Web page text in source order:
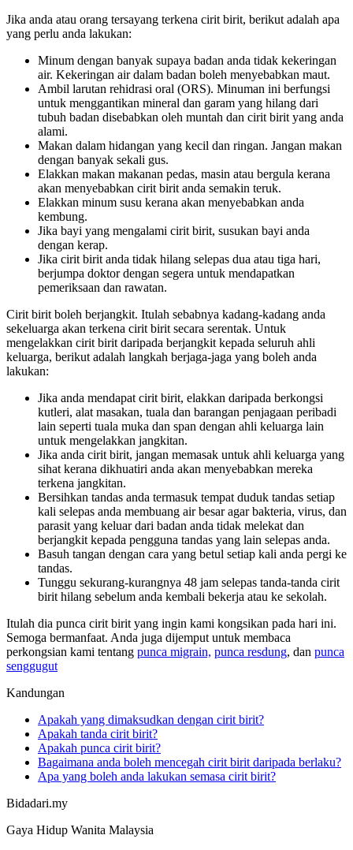
Jika anda atau orang tersayang terkena cirit birit, berikut adalah apa
yang perlu anda lakukan:
Minum dengan banyak supaya badan anda tidak kekeringan
air. Kekeringan air dalam badan boleh menyebabkan maut.
Ambil larutan rehidrasi oral (ORS). Minuman ini berfungsi
untuk menggantikan mineral dan garam yang hilang dari
tubuh badan disebabkan oleh muntah dan cirit birit yang anda
alami.
Makan dalam hidangan yang kecil dan ringan. Jangan makan
dengan banyak sekali gus.
Elakkan makan makanan pedas, masin atau bergula kerana
akan menyebabkan cirit birit anda semakin teruk.
Elakkan minum susu kerana akan menyebabkan anda
kembung.
Jika bayi yang mengalami cirit birit, susukan bayi anda
dengan kerap.
Jika cirit birit anda tidak hilang selepas dua atau tiga hari,
berjumpa doktor dengan segera untuk mendapatkan
pemeriksaan dan rawatan.
Cirit birit boleh berjangkit. Itulah sebabnya kadang-kadang anda
sekeluarga akan terkena cirit birit secara serentak. Untuk
mengelakkan cirit birit daripada berjangkit kepada seluruh ahli
keluarga, berikut adalah langkah berjaga-jaga yang boleh anda
lakukan:
Jika anda mendapat cirit birit, elakkan daripada berkongsi
kutleri, alat masakan, tuala dan barangan penjagaan peribadi
lain seperti tuala muka dan span dengan ahli keluarga lain
untuk mengelakkan jangkitan.
Jika anda cirit birit, jangan memasak untuk ahli keluarga yang
sihat kerana dikhuatiri anda akan menyebabkan mereka
terkena jangkitan.
Bersihkan tandas anda termasuk tempat duduk tandas setiap
kali selepas anda membuang air besar agar bakteria, virus, dan
parasit yang keluar dari badan anda tidak melekat dan
berjangkit kepada pengguna tandas yang lain selepas anda.
Basuh tangan dengan cara yang betul setiap kali anda pergi ke
tandas.
Tunggu sekurang-kurangnya 48 jam selepas tanda-tanda cirit
birit hilang sebelum anda kembali bekerja atau ke sekolah.
Itulah dia punca cirit birit yang ingin kami kongsikan pada hari ini.
Semoga bermanfaat. Anda juga dijemput untuk membaca
perkongsian kami tentang punca migrain, punca resdung, dan punca
senggugut
Kandungan
Apakah yang dimaksudkan dengan cirit birit?
Apakah tanda cirit birit?
Apakah punca cirit birit?
Bagaimana anda boleh mencegah cirit birit daripada berlaku?
Apa yang boleh anda lakukan semasa cirit birit?
Bidadari.my
Gaya Hidup Wanita Malaysia